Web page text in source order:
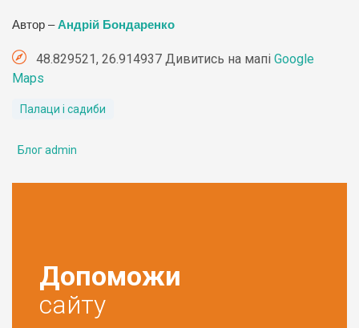
Автор –Андрій Бондаренко
48.829521, 26.914937 Дивитись на мапі Google
Maps
Палаци і садиби
Блог admin
Допоможи
сайту